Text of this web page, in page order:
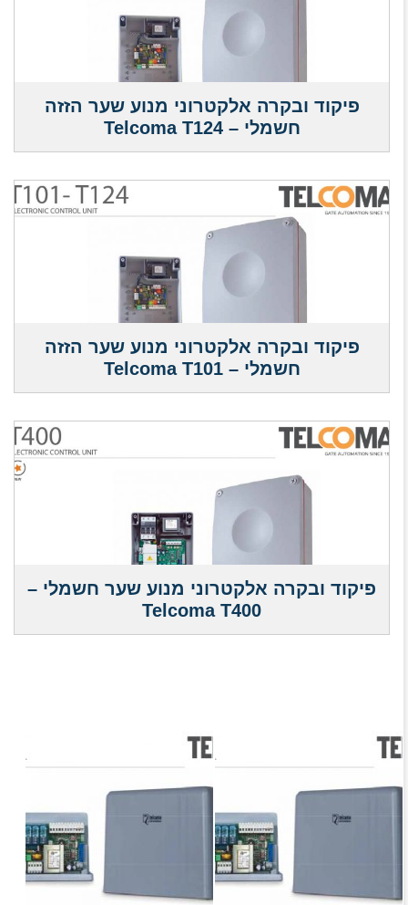
פיקוד ובקרה אלקטרוני מנוע שער הזזה
חשמלי – Telcoma T124
פיקוד ובקרה אלקטרוני מנוע שער הזזה
חשמלי – Telcoma T101
פיקוד ובקרה אלקטרוני מנוע שער חשמלי –
Telcoma T400